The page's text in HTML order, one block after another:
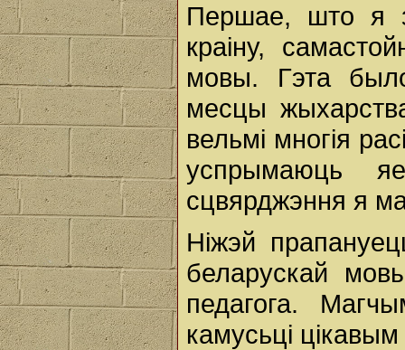
Першае, што я
краіну,
мовы. Гэта
месцы
вельмі многія
успрымаюць
сцвярджэння я
Ніжэй
беларускай
педагога.
камусьці